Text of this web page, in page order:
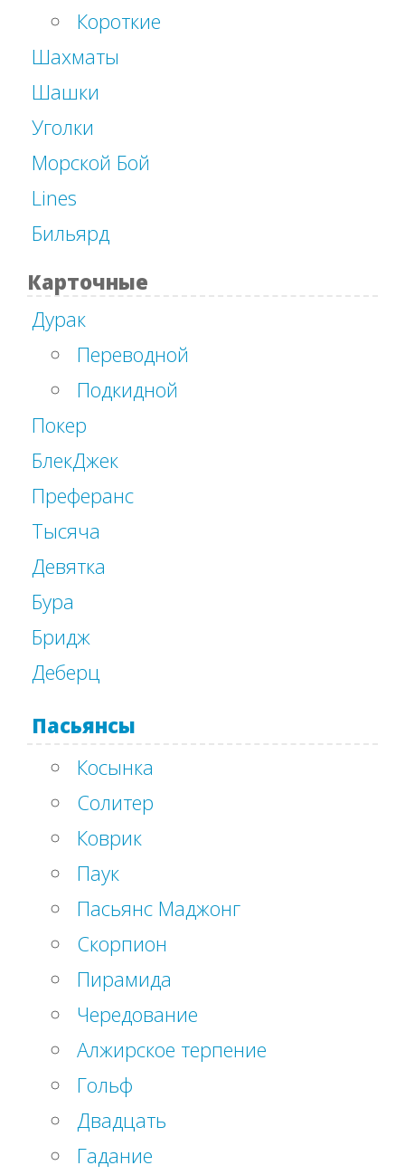
Короткие
Шахматы
Шашки
Уголки
Морской Бой
Lines
Бильярд
Карточные
Дурак
Переводной
Подкидной
Покер
БлекДжек
Преферанс
Тысяча
Девятка
Бура
Бридж
Деберц
Пасьянсы
Косынка
Солитер
Коврик
Паук
Пасьянс Маджонг
Скорпион
Пирамида
Чередование
Алжирское терпение
Гольф
Двадцать
Гадание